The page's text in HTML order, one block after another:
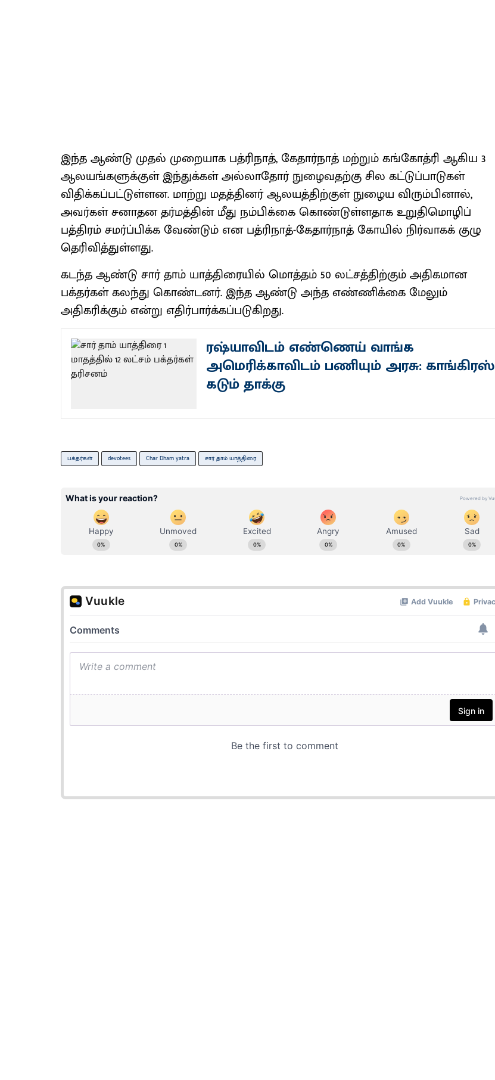
இந்த ஆண்டு முதல் முறையாக பத்ரிநாத், கேதார்நாத் மற்றும் கங்கோத்ரி ஆகிய 3
ஆலயங்களுக்குள் இந்துக்கள் அல்லாதோர் நுழைவதற்கு சில கட்டுப்பாடுகள்
விதிக்கப்பட்டுள்ளன. மாற்று மதத்தினர் ஆலயத்திற்குள் நுழைய விரும்பினால்,
அவர்கள் சனாதன தர்மத்தின் மீது நம்பிக்கை கொண்டுள்ளதாக உறுதிமொழிப்
பத்திரம் சமர்ப்பிக்க வேண்டும் என பத்ரிநாத்-கேதார்நாத் கோயில் நிர்வாகக் குழு
தெரிவித்துள்ளது.
கடந்த ஆண்டு சார் தாம் யாத்திரையில் மொத்தம் 50 லட்சத்திற்கும் அதிகமான
பக்தர்கள் கலந்து கொண்டனர். இந்த ஆண்டு அந்த எண்ணிக்கை மேலும்
அதிகரிக்கும் என்று எதிர்பார்க்கப்படுகிறது.
ரஷ்யாவிடம் எண்ணெய் வாங்க
அமெரிக்காவிடம் பணியும் அரசு: காங்கிரஸ்
கடும் தாக்கு
பக்தர்கள் devotees Char Dham yatra சார் தாம் யாத்திரை